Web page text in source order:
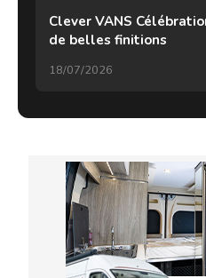
Clever VANS
de belles finitions
18/07/2026